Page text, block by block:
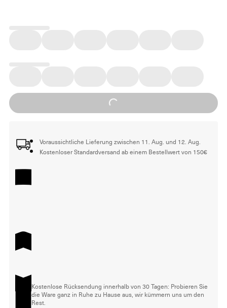
Loading...
Voraussichtliche Lieferung zwischen 11. Aug. und 12. Aug.
Kostenloser Standardversand ab einem Bestellwert von 150€
Kostenlose Rücksendung innerhalb von 30 Tagen: Probieren Sie
die Ware ganz in Ruhe zu Hause aus, wir kümmern uns um den
Rest.